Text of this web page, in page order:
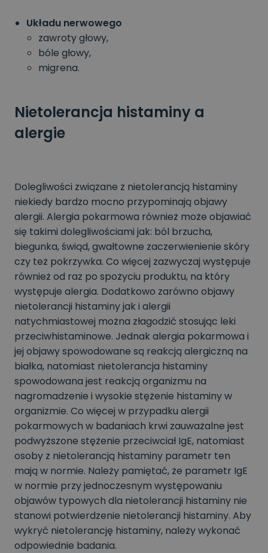
Układu nerwowego
zawroty głowy,
bóle głowy,
migrena.
Nietolerancja histaminy a
alergie
Dolegliwości związane z nietolerancją histaminy
niekiedy bardzo mocno przypominają objawy
alergii. Alergia pokarmowa również może objawiać
się takimi dolegliwościami jak: ból brzucha,
biegunka, świąd, gwałtowne zaczerwienienie skóry
czy też pokrzywka. Co więcej zazwyczaj występuje
również od raz po spożyciu produktu, na który
występuje alergia. Dodatkowo zarówno objawy
nietolerancji histaminy jak i alergii
natychmiastowej można złagodzić stosując leki
przeciwhistaminowe. Jednak alergia pokarmowa i
jej objawy spowodowane są reakcją alergiczną na
białka, natomiast nietolerancja histaminy
spowodowana jest reakcją organizmu na
nagromadzenie i wysokie stężenie histaminy w
organizmie. Co więcej w przypadku alergii
pokarmowych w badaniach krwi zauważalne jest
podwyższone stężenie przeciwciał IgE, natomiast
osoby z nietolerancją histaminy parametr ten
mają w normie. Należy pamiętać, że parametr IgE
w normie przy jednoczesnym występowaniu
objawów typowych dla nietolerancji histaminy nie
stanowi potwierdzenie nietolerancji histaminy. Aby
wykryć nietolerancję histaminy, należy wykonać
odpowiednie badania.